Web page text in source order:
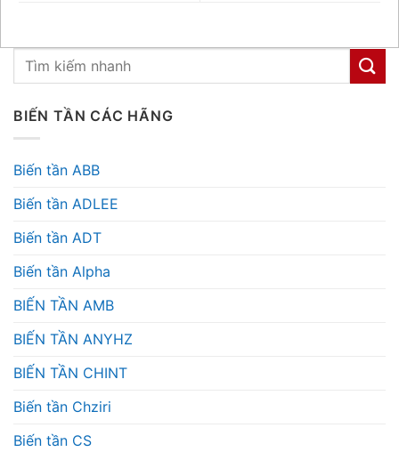
BIẾN TẦN CÁC HÃNG
Biến tần ABB
Biến tần ADLEE
Biến tần ADT
Biến tần Alpha
BIẾN TẦN AMB
BIẾN TẦN ANYHZ
BIẾN TẦN CHINT
Biến tần Chziri
Biến tần CS